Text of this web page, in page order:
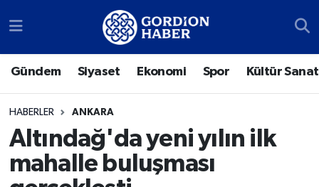
Gündem Siyaset Ekonomi Spor Kültür Sanat
HABERLER ANKARA
Altındağ'da yeni yılın ilk
mahalle buluşması
Sosyal Medya Hesaplarımız
Siyaset
Ekonomi
Ankara Nöbetçi Eczaneler
Ankara Trafik Yoğunluk Haritası
Süper Lig Puan Durumu ve Fikstür